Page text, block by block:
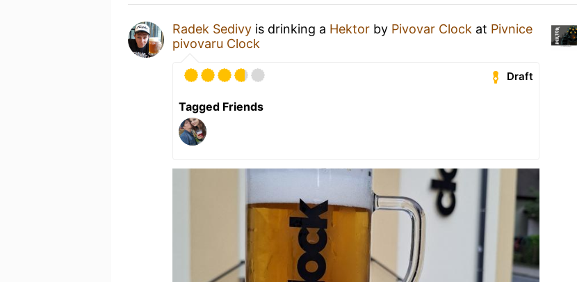
Radek Sedivy is drinking a Hektor by Pivovar Clock at Pivnice
pivovaru Clock
Draft
Tagged Friends